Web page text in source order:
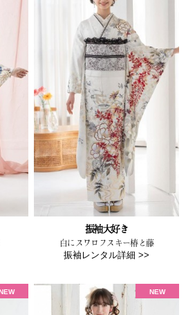
振袖大好き
白にスワロフスキー椿と藤
振袖レンタル詳細 >>